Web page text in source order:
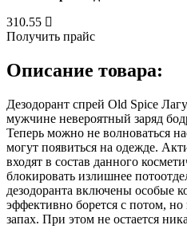
310.55
Получить прайс
Описание товара:
Дезодорант спрей Old Spice
мужчине невероятный заряд
Теперь можно не волноваться
могут появиться на одежде.
входят в состав данного
блокировать излишнее
дезодоранта включены особые
эффективно борется с потом,
запах. При этом не остается